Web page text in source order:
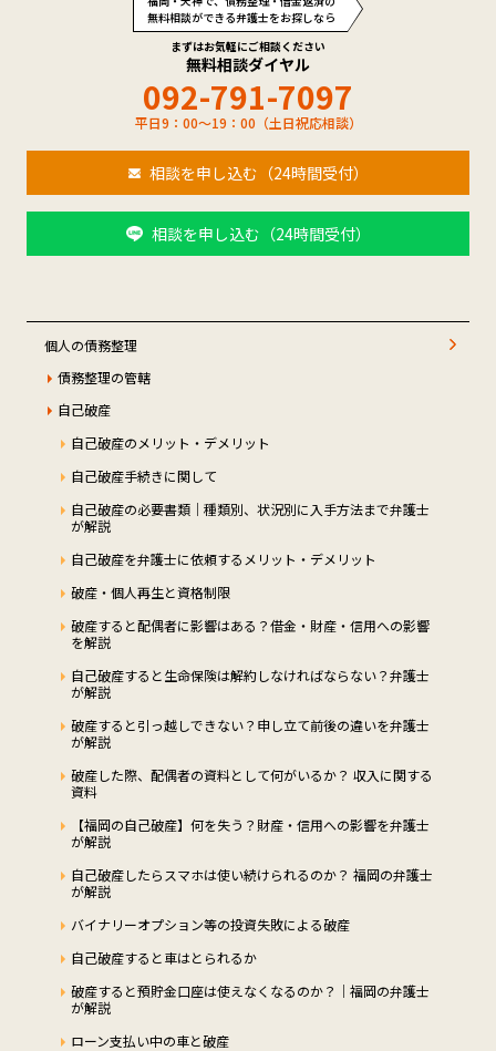
無料相談ができる弁護士をお探しなら
まずはお気軽にご相談ください
無料相談ダイヤル
092-791-7097
平日9：00～19：00（土日祝応相談）
相談を申し込む（24時間受付）
相談を申し込む（24時間受付）
個人の債務整理
債務整理の管轄
自己破産
自己破産のメリット・デメリット
自己破産手続きに関して
自己破産の必要書類｜種類別、状況別に入手方法まで弁護士
が解説
自己破産を弁護士に依頼するメリット・デメリット
破産・個人再生と資格制限
破産すると配偶者に影響はある？借金・財産・信用への影響
を解説
自己破産すると生命保険は解約しなければならない？弁護士
が解説
破産すると引っ越しできない？申し立て前後の違いを弁護士
が解説
破産した際、配偶者の資料として何がいるか？ 収入に関する
資料
【福岡の自己破産】何を失う？財産・信用への影響を弁護士
が解説
自己破産したらスマホは使い続けられるのか？ 福岡の弁護士
が解説
バイナリーオプション等の投資失敗による破産
自己破産すると車はとられるか
破産すると預貯金口座は使えなくなるのか？｜福岡の弁護士
が解説
ローン支払い中の車と破産